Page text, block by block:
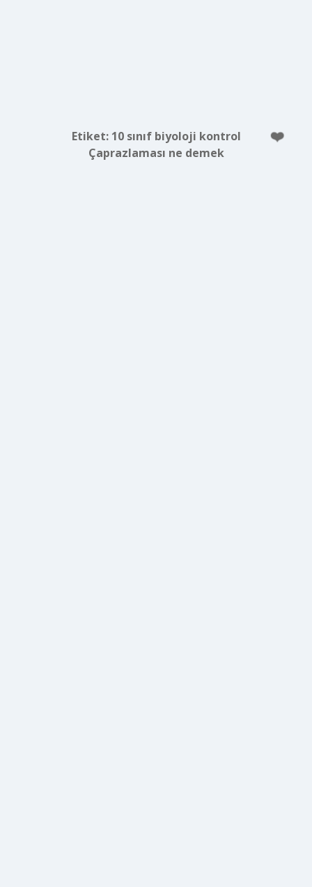
Etiket: 10 sınıf biyoloji kontrol
Çaprazlaması ne demek